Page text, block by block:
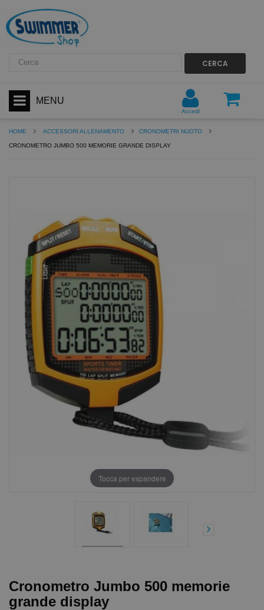
CERCA
MENU
Accedi
HOME ACCESSORI ALLENAMENTO CRONOMETRI NUOTO
CRONOMETRO JUMBO 500 MEMORIE GRANDE DISPLAY
Tocca per espandere
Cronometro Jumbo 500 memorie
grande display